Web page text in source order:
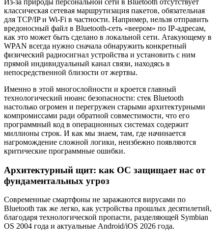
Из-за природы персональной сети в Bluetooth отсутствует
классическая сетевая маршрутизация пакетов, обязательная
для TCP/IP и Wi-Fi в частности. Например, нельзя отправить
вредоносный файл в Bluetooth-сеть «веером» по IP-адресам,
как это может быть сделано в локальной сети. Атакующему в
WPAN всегда нужно сначала обнаружить конкретный
физический радиосигнал устройства и установить с ним
прямой индивидуальный канал связи, находясь в
непосредственной близости от жертвы.
Именно в этой многослойности и кроется главный
технологический нюанс безопасности: стек Bluetooth
настолько огромен и перегружен старыми архитектурными
компромиссами ради обратной совместимости, что его
программный код в операционных системах содержит
миллионы строк. И как мы знаем, там, где начинается
нагромождение сложной логики, неизбежно появляются
критические программные ошибки.
Архитектурный щит: как ОС защищает нас от
фундаментальных угроз
Современные смартфоны не заражаются вирусами по
Bluetooth так же легко, как устройства прошлых десятилетий,
благодаря технологической пропасти, разделяющей Symbian
OS 2004 года и актуальные Android/iOS 2026 года.